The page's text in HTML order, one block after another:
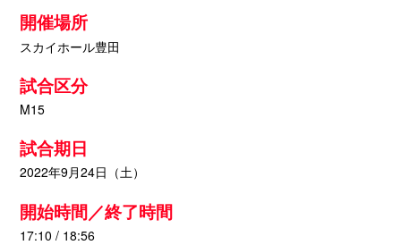
開催場所
スカイホール豊田
試合区分
M15
試合期日
2022年9月24日（土）
開始時間／終了時間
17:10 / 18:56